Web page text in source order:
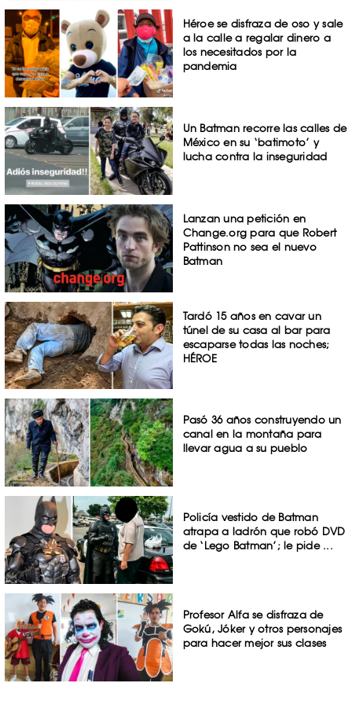
Héroe se disfraza de oso y sale
a la calle a regalar dinero a
los necesitados por la
pandemia
Un Batman recorre las calles de
México en su ‘batimoto’ y
lucha contra la inseguridad
Lanzan una petición en
Change.org para que Robert
Pattinson no sea el nuevo
Batman
Tardó 15 años en cavar un
túnel de su casa al bar para
escaparse todas las noches;
HÉROE
Pasó 36 años construyendo un
canal en la montaña para
llevar agua a su pueblo
Policía vestido de Batman
atrapa a ladrón que robó DVD
de ‘Lego Batman’; le pide ...
Profesor Alfa se disfraza de
Gokú, Jóker y otros personajes
para hacer mejor sus clases